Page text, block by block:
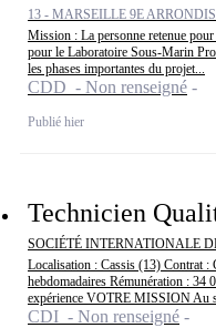
13 - MARSEILLE 9E
Mission : La personne retenue
pour le Laboratoire Sous-Marin
les phases importantes du projet...
CDD - Non renseigné
Publié hier
Technicien
SOCIÉTÉ INTERNATIONALE
Localisation : Cassis (13) Contrat :
hebdomadaires Rémunération : 34
expérience VOTRE MISSION Au
CDI - Non renseigné